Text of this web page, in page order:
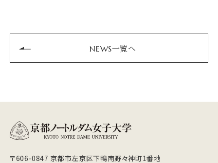
NEWS一覧へ
〒606-0847 京都市左京区下鴨南野々神町1番地